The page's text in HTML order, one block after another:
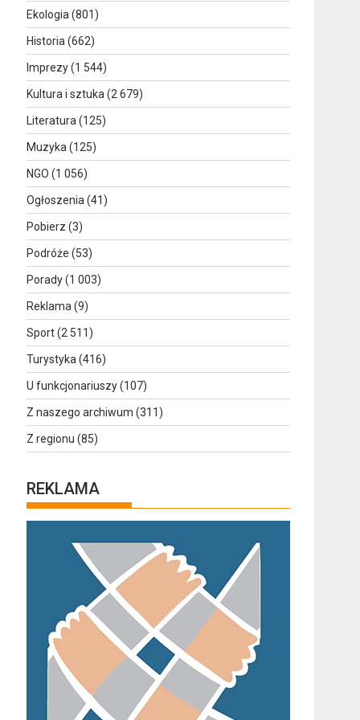
Ekologia (801)
Historia (662)
Imprezy(1 544)
Kultura i sztuka (2 679)
Literatura (125)
Muzyka (125)
NGO (1 056)
Ogłoszenia (41)
Pobierz (3)
Podróże (53)
Porady(1 003)
Reklama (9)
Sport(2 511)
Turystyka (416)
U funkcjonariuszy(107)
Z naszego archiwum (311)
Z regionu (85)
REKLAMA